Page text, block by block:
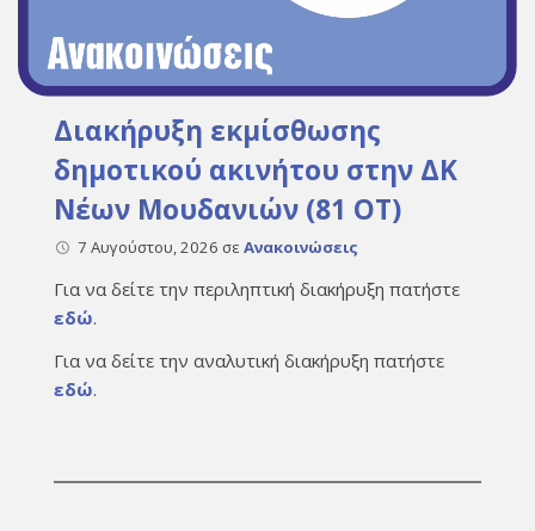
Διακήρυξη εκμίσθωσης
δημοτικού ακινήτου στην ΔΚ
Νέων Μουδανιών (81 ΟΤ)
7 Αυγούστου, 2026 σε Ανακοινώσεις
Για να δείτε την περιληπτική διακήρυξη πατήστε
εδώ.
Για να δείτε την αναλυτική διακήρυξη πατήστε
εδώ.